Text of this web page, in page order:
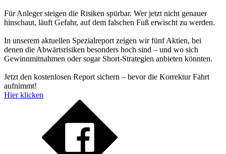
Für Anleger steigen die Risiken spürbar. Wer jetzt nicht genauer
hinschaut, läuft Gefahr, auf dem falschen Fuß erwischt zu werden.
In unserem aktuellen Spezialreport zeigen wir fünf Aktien, bei
denen die Abwärtsrisiken besonders hoch sind – und wo sich
Gewinnmitnahmen oder sogar Short-Strategien anbieten könnten.
Jetzt den kostenlosen Report sichern – bevor die Korrektur Fahrt
aufnimmt!
Hier klicken